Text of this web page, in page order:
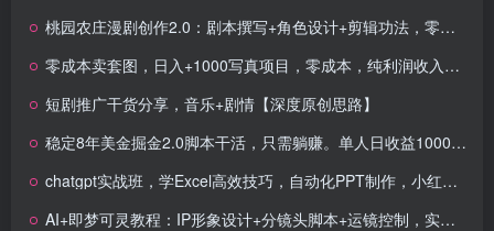
桃园农庄漫剧创作2.0：剧本撰写+角色设计+剪辑功法，零基础学做漫剧
零成本卖套图，日入+1000写真项目，零成本，纯利润收入，全网引流玩法
短剧推广干货分享，音乐+剧情【深度原创思路】
稳定8年美金掘金2.0脚本干活，只需躺赚。单人日收益1000-3000可批量、…
chatgpt实战班，学Excel高效技巧，自动化PPT制作，小红书爆款笔记创作秘籍
AI+即梦可灵教程：IP形象设计+分镜头脚本+运镜控制，实现零成本高效创作